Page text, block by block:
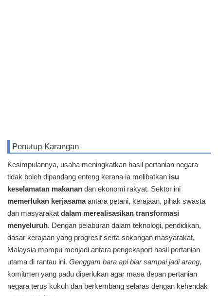
Penutup Karangan
Kesimpulannya, usaha meningkatkan hasil pertanian negara
tidak boleh dipandang enteng kerana ia melibatkan isu
keselamatan makanan dan ekonomi rakyat. Sektor ini
memerlukan kerjasamaantara petani, kerajaan, pihak swasta
dan masyarakat dalam merealisasikan transformasi
menyeluruh. Dengan pelaburan dalam teknologi, pendidikan,
dasar kerajaan yang progresif serta sokongan masyarakat,
Malaysia mampu menjadi antara pengeksport hasil pertanian
utama di rantau ini. Genggam bara api biar sampai jadi arang,
komitmen yang padu diperlukan agar masa depan pertanian
negara terus kukuh dan berkembang selaras dengan kehendak